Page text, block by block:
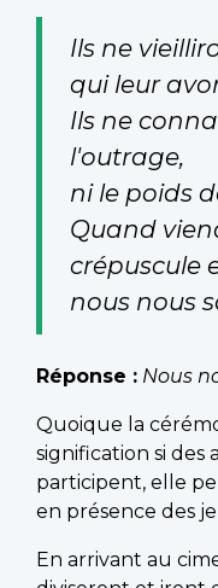
Ils ne
qui leur
Ils ne
l'outrage,
ni le poids
Quand
crépuscule
nous nous
Réponse : Nous
Quoique la
signification si des
participent, elle
en présence des
En arrivant au